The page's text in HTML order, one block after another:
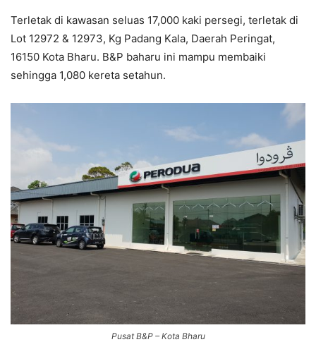
Terletak di kawasan seluas 17,000 kaki persegi, terletak di
Lot 12972 & 12973, Kg Padang Kala, Daerah Peringat,
16150 Kota Bharu. B&P baharu ini mampu membaiki
sehingga 1,080 kereta setahun.
Pusat B&P – Kota Bharu